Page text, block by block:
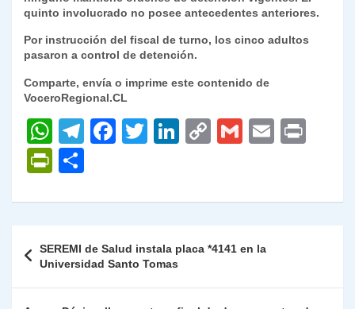
quinto involucrado no posee antecedentes anteriores.
Por instrucción del fiscal de turno, los cinco adultos
pasaron a control de detención.
Comparte, envía o imprime este contenido de
VoceroRegional.CL
W
h
at
s
p
p
T
gr
m
F
e
o
o
T
er
Li
e
n
C
y
n
k
G
l
E
l
P
nt
Fr
ie
n
m
p
ar
tir
de
entradas
SEREMI de Salud instala placa *4141 en la
Universidad Santo Tomas